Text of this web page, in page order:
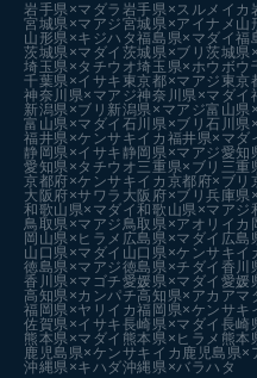
岩手県×マダラ 岩手県×スルメイカ
宮城県×マアジ宮城県×アイナメ 山
山形県×キジハタ福島県×マダイ福
茨城県×マダイ 茨城県×ブリ茨城県
埼玉県×タチウオ埼玉県×ホウボウ
千葉県×イサキ 東京都×マアジ 東京
神奈川県×マアジ神奈川県×マダイ
新潟県×ブリ 新潟県×マアジ富山県
富山県×マダイ 石川県×ブリ石川県
福井県×ケンサキイカ 福井県×マダ
静岡県×イサキ 静岡県×マアジ愛知
愛知県×タチウオ三重県×ブリ 三重
京都府×ケンサキイカ 京都府×ブリ
大阪府×サワラ 大阪府×ブリ兵庫県
和歌山県×マダイ和歌山県×マアジ
鳥取県×マアジ鳥取県×アオリイカ
岡山県×ヒラメ 広島県×マダイ 広島
山口県×マダイ 山口県×ケンサキイ
徳島県×マアジ徳島県×チダイ 香川
香川県×マゴチ愛媛県×マダイ 愛媛
高知県×カンパチ高知県×アカアマ
福岡県×ヤリイカ福岡県×ケンサキ
佐賀県×イサキ長崎県×マダイ 長崎
熊本県×マダイ 熊本県×ヒラメ 熊本
鹿児島県×ケンサキイカ 鹿児島県×
沖縄県×キハダ沖縄県×バラハタ